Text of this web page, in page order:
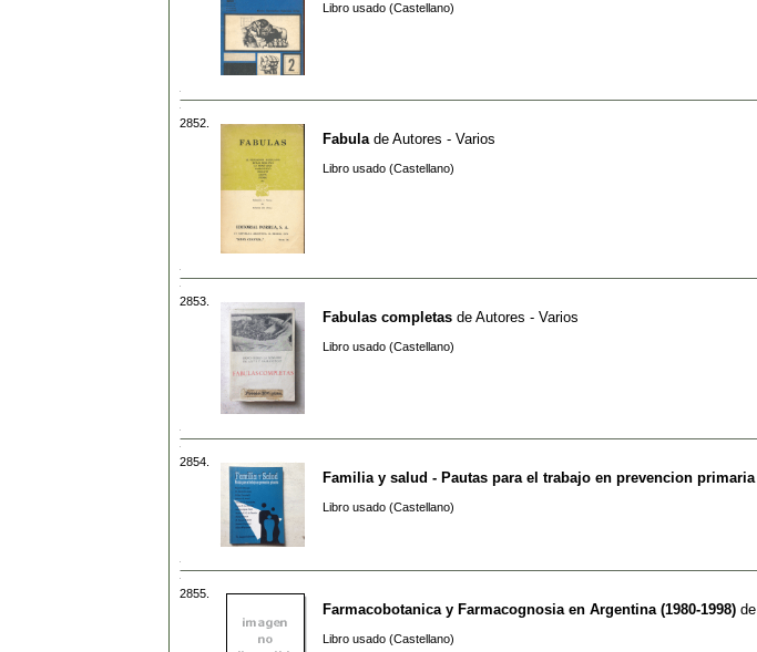
Libro usado (Castellano)
2852.
Fabula de Autores - Varios
Libro usado (Castellano)
2853.
Fabulas completas de Autores - Varios
Libro usado (Castellano)
2854.
Familia y salud - Pautas para el trabajo en prevencion primaria
Libro usado (Castellano)
2855.
Farmacobotanica y Farmacognosia en Argentina (1980-1998) de
Libro usado (Castellano)